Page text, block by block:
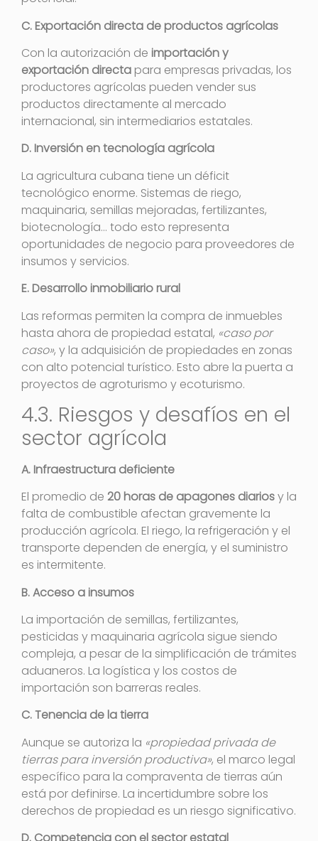
C. Exportación directa de productos agrícolas
Con la autorización de importación y
exportación directa para empresas privadas, los
productores agrícolas pueden vender sus
productos directamente al mercado
internacional, sin intermediarios estatales.
D. Inversión en tecnología agrícola
La agricultura cubana tiene un déficit
tecnológico enorme. Sistemas de riego,
maquinaria, semillas mejoradas, fertilizantes,
biotecnología… todo esto representa
oportunidades de negocio para proveedores de
insumos y servicios.
E. Desarrollo inmobiliario rural
Las reformas permiten la compra de inmuebles
hasta ahora de propiedad estatal, «caso por
caso», y la adquisición de propiedades en zonas
con alto potencial turístico. Esto abre la puerta a
proyectos de agroturismo y ecoturismo.
4.3. Riesgos y desafíos en el
sector agrícola
A. Infraestructura deficiente
El promedio de 20 horas de apagones diariosy la
falta de combustible afectan gravemente la
producción agrícola. El riego, la refrigeración y el
transporte dependen de energía, y el suministro
es intermitente.
B. Acceso a insumos
La importación de semillas, fertilizantes,
pesticidas y maquinaria agrícola sigue siendo
compleja, a pesar de la simplificación de trámites
aduaneros. La logística y los costos de
importación son barreras reales.
C. Tenencia de la tierra
Aunque se autoriza la «propiedad privada de
tierras para inversión productiva», el marco legal
específico para la compraventa de tierras aún
está por definirse. La incertidumbre sobre los
derechos de propiedad es un riesgo significativo.